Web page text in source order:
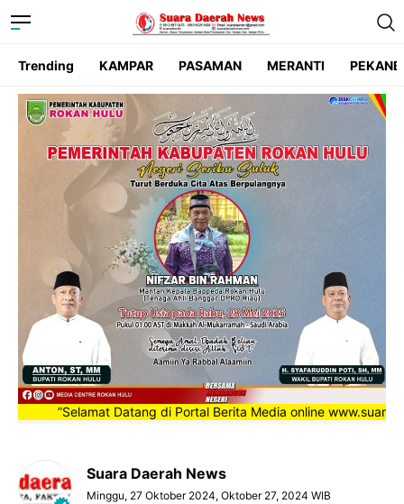
Trending KAMPAR PASAMAN MERANTI
”Selamat Datang di Portal Berita Media online
Suara Daerah News
Minggu, 27 Oktober 2024, Oktober 27, 2024 WIB